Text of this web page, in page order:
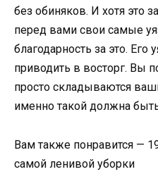
без обиняков. И хотя это
перед вами свои самые
благодарность за это. Его
приводить в восторг. Вы
просто складываются
именно такой должна
Вам также понравится —
самой ленивой уборки